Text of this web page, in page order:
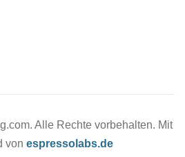
Alle Rechte vorbehalten. Mit
von espressolabs.de